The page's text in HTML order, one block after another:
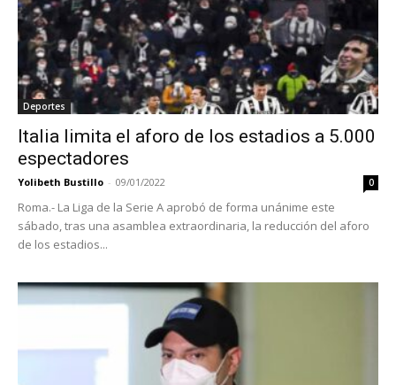
Deportes
Italia limita el aforo de los estadios a 5.000
espectadores
Yolibeth Bustillo - 09/01/2022 0
Roma.- La Liga de la Serie A aprobó de forma unánime este
sábado, tras una asamblea extraordinaria, la reducción del aforo
de los estadios...